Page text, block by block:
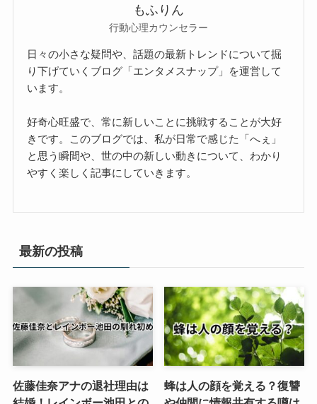
もふりん
行動心理カウンセラー
日々の小さな疑問や、話題の最新トレンドについて掘
り下げていくブログ「エンタメスナップ」を運営して
います。
好奇心旺盛で、常に新しいことに挑戦することが大好
きです。このブログでは、私が日常で感じた「へぇ」
と思う瞬間や、世の中の新しい動きについて、わかり
やすく楽しく記事にしていきます。
最新の投稿
佐藤佳奈アナの退社理由は
蜂は人の顔を覚える？復讐